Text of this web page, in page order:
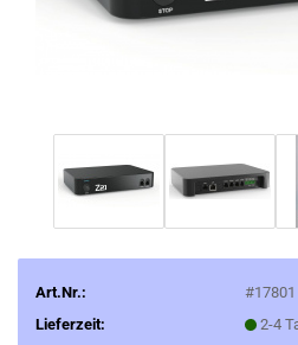
Art.Nr.:
#17801
Lieferzeit:
2-4